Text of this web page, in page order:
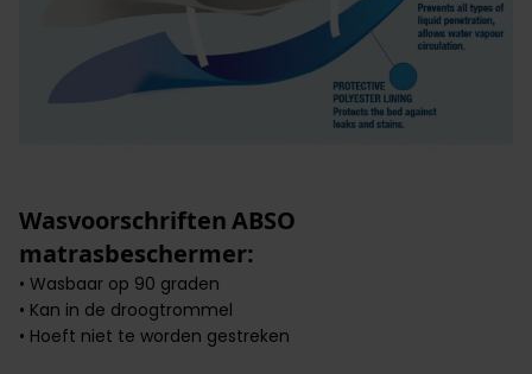
Wasvoorschriften ABSO
matrasbeschermer:
• Wasbaar op 90 graden
• Kan in de droogtrommel
• Hoeft niet te worden gestreken